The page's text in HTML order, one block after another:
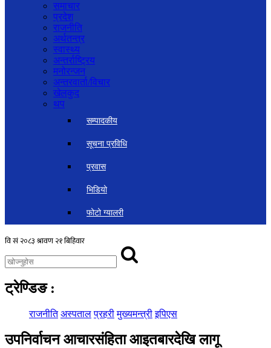
समाचार
प्रदेश
राजनीति
अर्थतन्त्र
स्वास्थ्य
अन्तर्राष्ट्रिय
मनोरन्जन
अन्तरवार्ता/विचार
खेलकुद
थप
सम्पादकीय
सूचना प्रविधि
प्रवास
भिडियो
फोटो ग्यालरी
ट्रेण्डिङ :
राजनीति अस्पताल प्रहरी मुख्यमन्त्री इपिएस
उपनिर्वाचन आचारसंहिता आइतबारदेखि लागू